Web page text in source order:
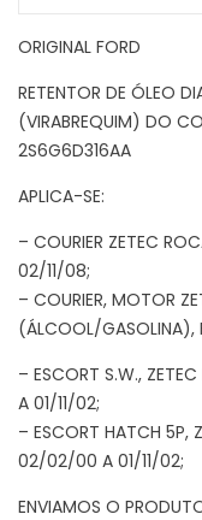
ORIGINAL FORD
RETENTOR DE ÓLEO
(VIRABREQUIM) DO
2S6G6D316AA
APLICA-SE:
– COURIER ZETEC
02/11/08;
– COURIER, MOTOR
(ÁLCOOL/
– ESCORT S.W.,
A 01/11/02;
– ESCORT HATCH 5P,
02/02/00 A 01/11/02;
ENVIAMOS O